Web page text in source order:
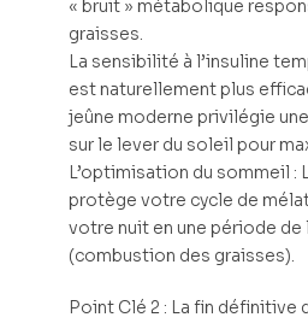
« bruit » métabolique
graisses.
La sensibilité à l’insuline
est naturellement plus
jeûne moderne privilégie
sur le lever du soleil pour
L’optimisation du sommeil :
protège votre cycle de
votre nuit en une période
(combustion des graisses).
Point Clé 2 : La fin définitive